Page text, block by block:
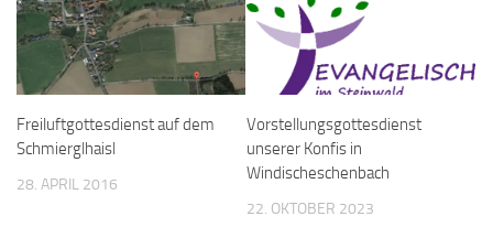
Freiluftgottesdienst auf dem
Schmierglhaisl
28. APRIL 2016
Vorstellungsgottesdienst
unserer Konfis in
Windischeschenbach
22. OKTOBER 2023